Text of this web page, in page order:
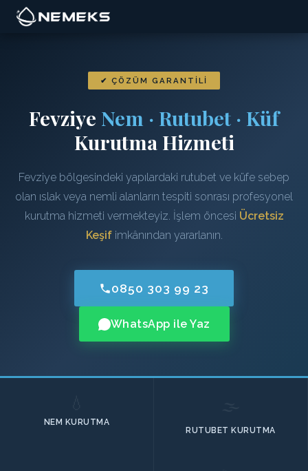
✔ ÇÖZÜM GARANTILI
Fevziye Nem · Rutubet · Küf
Kurutma Hizmeti
Fevziye bölgesindeki yapılardaki rutubet ve küfe sebep
olan ıslak veya nemli alanların tespiti sonrası profesyonel
kurutma hizmeti vermekteyiz. İşlem öncesi Ücretsiz
Keşifimkânından yararlanın.
0850 303 99 23
WhatsApp ile Yaz
NEM KURUTMA
RUTUBET KURUTMA